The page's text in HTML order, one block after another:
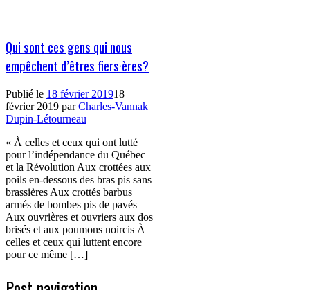
Qui sont ces gens qui nous
empêchent d’êtres fiers·ères?
Publié le 18 février 201918
février 2019 parCharles-Vannak
Dupin-Létourneau
« À celles et ceux qui ont lutté
pour l’indépendance du Québec
et la Révolution Aux crottées aux
poils en-dessous des bras pis sans
brassières Aux crottés barbus
armés de bombes pis de pavés
Aux ouvrières et ouvriers aux dos
brisés et aux poumons noircis À
celles et ceux qui luttent encore
pour ce même […]